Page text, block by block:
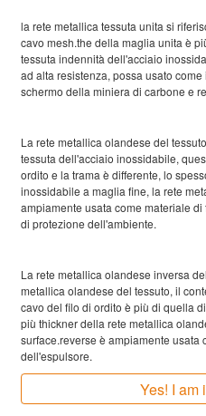
la rete metallica tessuta unita si
cavo mesh.the della maglia unita è
tessuta indennità dell'acciaio
ad alta resistenza, possa usato
schermo della miniera di carbone e
La rete metallica olandese del
tessuta dell'acciaio inossidabile,
ordito e la trama è differente, lo
inossidabile a maglia fine, la rete
ampiamente usata come materiale
di protezione dell'ambiente.
La rete metallica olandese inversa
metallica olandese del tessuto, il
cavo del filo di ordito è più di quella
più thickner della rete metallica
surface.reverse è ampiamente usata
dell'espulsore.